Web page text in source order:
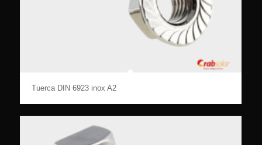
Tuerca DIN 6923 inox A2